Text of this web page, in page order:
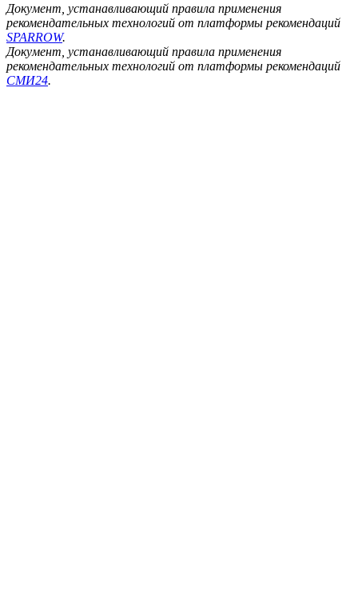
Документ, устанавливающий правила применения
рекомендательных технологий от платформы рекомендаций
SPARROW.
Документ, устанавливающий правила применения
рекомендательных технологий от платформы рекомендаций
СМИ24.